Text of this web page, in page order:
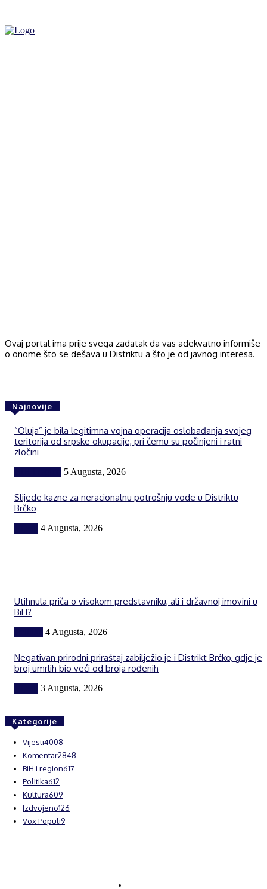
Ovaj portal ima prije svega zadatak da vas adekvatno informiše
o onome što se dešava u Distriktu a što je od javnog interesa.
Najnovije
“Oluja” je bila legitimna vojna operacija oslobađanja svojeg
teritorija od srpske okupacije, pri čemu su počinjeni i ratni
zločini
5 Augusta, 2026
Slijede kazne za neracionalnu potrošnju vode u Distriktu
Brčko
4 Augusta, 2026
Utihnula priča o visokom predstavniku, ali i državnoj imovini u
BiH?
4 Augusta, 2026
Negativan prirodni priraštaj zabilježio je i Distrikt Brčko, gdje je
broj umrlih bio veći od broja rođenih
3 Augusta, 2026
Kategorije
Vijesti4008
Komentar2848
BiH i region617
Politika612
Kultura609
Izdvojeno126
Vox Populi9